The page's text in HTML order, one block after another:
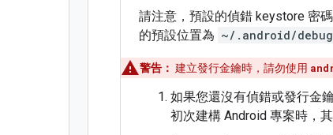
請注意，預設的偵錯 keystore 密
的預設位置為 ~/.android/
警告： 建立發行金鑰時，請勿使用
如果您還沒有偵錯或發行金
初次建構 Android 專案時，